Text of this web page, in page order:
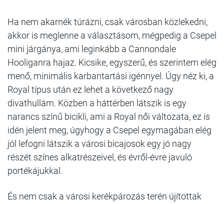
Ha nem akarnék túrázni,csak városban közlekedni,
akkor is meglenne a választásom, mégpedig a Csepel
mini járgánya, ami leginkább a Cannondale
Hooliganra hajaz. Kicsike, egyszerű, és szerintem elég
menő, minimális karbantartási igénnyel. Úgy néz ki, a
Royal típus után ez lehet a következő nagy
divathullám. Közben a háttérben látszik is egy
narancs színű bicikli, ami a Royal női változata, ez is
idén jelent meg, úgyhogy a Csepel egymagában elég
jól lefogni látszik a városi bicajosok egy jó nagy
részét színes alkatrészeivel, és évről-évre javuló
portékájukkal.
És nem csak a városi kerékpározás terén újítottak